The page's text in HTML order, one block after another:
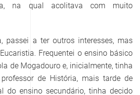
na qual acolitava com muito
passei a ter outros interesses, mas
Frequentei o ensino básico
de Mogadouro e, inicialmente, tinha
de História, mais tarde de
do ensino secundário, tinha decido